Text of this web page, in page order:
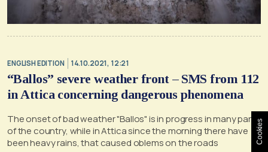
ENGLISH EDITION 14.10.2021, 12:21
“Ballos” severe weather front – SMS from 112
in Attica concerning dangerous phenomena
The onset of bad weather "Ballos" is in progress in many parts
of the country, while in Attica since the morning there have
been heavy rains, that caused oblems on the roads
Cookies